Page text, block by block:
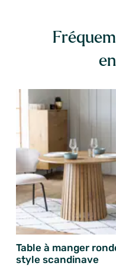
Table à manger
style scandinave